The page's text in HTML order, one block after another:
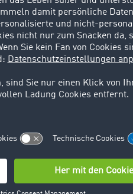
für 2023 und
Weg dahin
großer
ehrgeizige Pläne. 20 neue
am Transportmarkt
seine
wie Schokolade, Milch
auch vor speziellen
insbesondere bei
dar
. Darüber hinaus hofft